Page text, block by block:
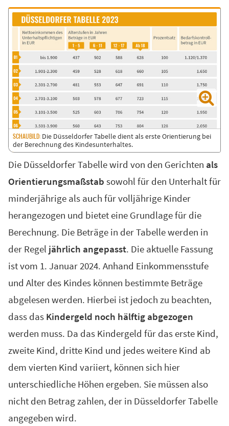
Die Düsseldorfer Tabelle dient als erste Orientierung bei
der Berechnung des Kindesunterhaltes.
Die Düsseldorfer Tabelle wird von den Gerichten als
Orientierungsmaßstab sowohl für den Unterhalt für
minderjährige als auch für volljährige Kinder
herangezogen und bietet eine Grundlage für die
Berechnung. Die Beträge in der Tabelle werden in
der Regel jährlich angepasst. Die aktuelle Fassung
ist vom 1. Januar 2024. Anhand Einkommensstufe
und Alter des Kindes können bestimmte Beträge
abgelesen werden. Hierbei ist jedoch zu beachten,
dass das Kindergeld noch hälftig abgezogen
werden muss. Da das Kindergeld für das erste Kind,
zweite Kind, dritte Kind und jedes weitere Kind ab
dem vierten Kind variiert, können sich hier
unterschiedliche Höhen ergeben. Sie müssen also
nicht den Betrag zahlen, der in Düsseldorfer Tabelle
angegeben wird.